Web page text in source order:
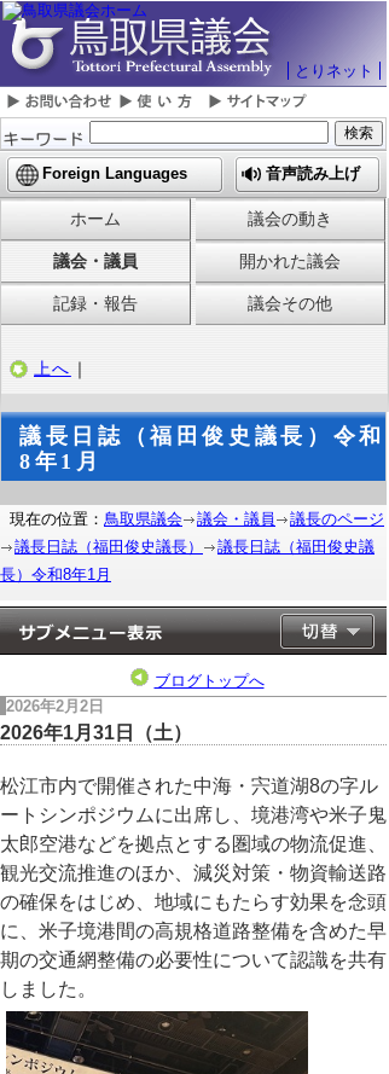
とりネット
Foreign Languages 音声読み上げ
ホーム 議会の動き
議会・議員 開かれた議会
記録・報告 議会その他
上へ ｜
議長日誌（福田俊史議長）令和
8年1月
現在の位置： 鳥取県議会 議会・議員
議長のページ
議長日誌（福田俊史議長）
議長日誌（福田俊史議
長）令和8年1月
ブログトップへ
2026年2月2日
2026年1月31日（土）
松江市内で開催された中海・宍道湖8の字ル
ートシンポジウムに出席し、境港湾や米子鬼
太郎空港などを拠点とする圏域の物流促進、
観光交流推進のほか、減災対策・物資輸送路
の確保をはじめ、地域にもたらす効果を念頭
に、米子境港間の高規格道路整備を含めた早
期の交通網整備の必要性について認識を共有
しました。